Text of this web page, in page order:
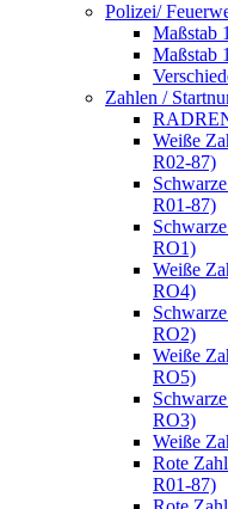
Polizei/
Maßstab
Maßstab
Zahlen /
Weiße
R02-87)
R01-87)
RO1)
Weiße
RO4)
RO2)
Weiße
RO5)
RO3)
Weiße
Rote
R01-87)